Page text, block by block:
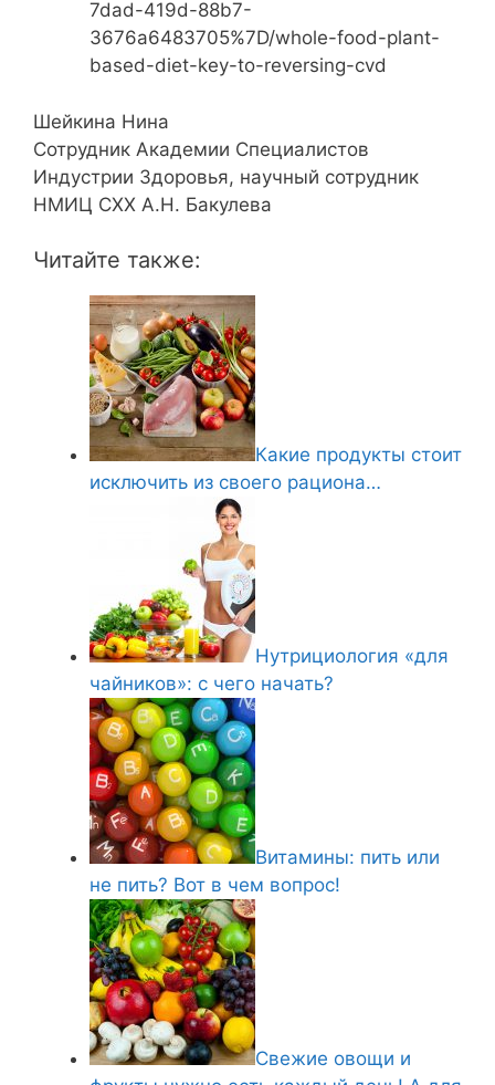
7dad-419d-88b7-
3676a6483705%7D/whole-food-plant-
based-diet-key-to-reversing-cvd
Шейкина Нина
Сотрудник Академии Специалистов
Индустрии Здоровья, научный сотрудник
НМИЦ СХХ А.Н. Бакулева
Читайте также:
Какие продукты стоит
исключить из своего рациона…
Нутрициология «для
чайников»: с чего начать?
Витамины: пить или
не пить? Вот в чем вопрос!
Свежие овощи и